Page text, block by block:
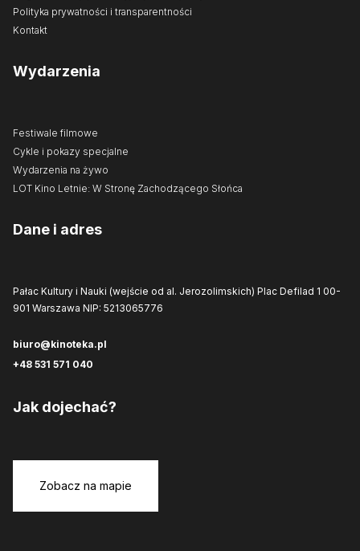
Polityka prywatności i transparentności
Kontakt
Wydarzenia
Festiwale filmowe
Cykle i pokazy specjalne
Wydarzenia na żywo
LOT Kino Letnie: W Stronę Zachodzącego Słońca
Dane i adres
Pałac Kultury i Nauki (wejście od al. Jerozolimskich) Plac Defilad 1 00-
901 Warszawa NIP: 5213065776
biuro@kinoteka.pl
+48 531 571 040
Jak dojechać?
Zobacz na mapie